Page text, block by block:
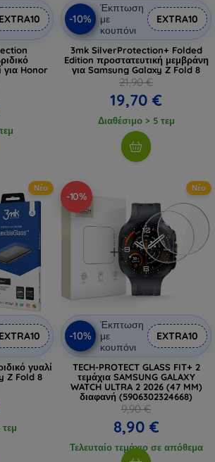
EXTRA10
για Honor
-10%
Έκπτωση
με
κουπόνι
EXTRA10
3mk SilverProtection+ Folded
Edition προστατευτική μεμβράνη
για Samsung Galaxy Z Fold 8
21,90 €
19,70 €
Διαθέσιμο > 5 τεμ
Νέο
EXTRA10
γυαλί
Z Fold 8
-10%
Νέο
-10%
Έκπτωση
με
κουπόνι
EXTRA10
TECH-PROTECT GLASS FIT+ 2
τεμάχια SAMSUNG GALAXY
WATCH ULTRA 2 2026 (47 MM)
διαφανή (5906302324668)
9,90 €
8,90 €
Τελευταίο τεμάχιο σε απόθεμα